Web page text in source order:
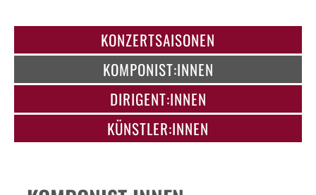
KONZERTSAISONEN
KOMPONIST:INNEN
DIRIGENT:INNEN
KÜNSTLER:INNEN